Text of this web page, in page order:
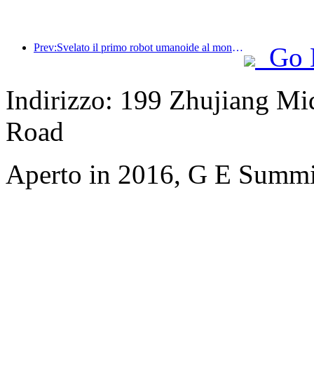
Prev:Svelato il primo robot umanoide al mondo specializzato nei servizi di ristorazione multi-scenario.
Go
Indirizzo: 199 Zhujiang
Road
Aperto in 2016, G E